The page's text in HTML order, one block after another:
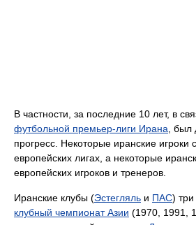
В частности, за последние 10 лет, в
футбольной премьер-лиги Ирана, был
прогресс. Некоторые иранские игроки
европейских лигах, а некоторые
европейских игроков и тренеров.
Иранские клубы (Эстегляль и ПАС)
клубный чемпионат Азии (1970, 1991,